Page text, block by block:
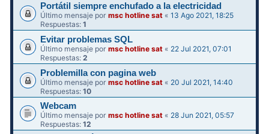
Portátil siempre enchufado a la electricidad
Último mensaje pormsc hotline sat «13 Ago 2021, 18:25
Respuestas:1
Evitar problemas SQL
Último mensaje pormsc hotline sat « 22 Jul 2021, 07:01
Respuestas:2
Problemilla con pagina web
Último mensaje pormsc hotline sat « 20 Jul 2021, 14:40
Respuestas:10
Webcam
Último mensaje pormsc hotline sat « 28 Jun 2021, 05:57
Respuestas:12